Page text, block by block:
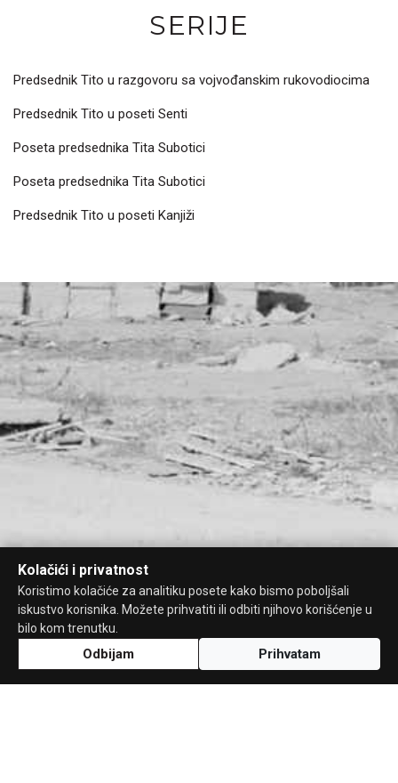
SERIJE
Predsednik Tito u razgovoru sa vojvođanskim rukovodiocima
Predsednik Tito u poseti Senti
Poseta predsednika Tita Subotici
Poseta predsednika Tita Subotici
Predsednik Tito u poseti Kanjiži
Kolačići i privatnost
Koristimo kolačiće za analitiku posete kako bismo poboljšali
iskustvo korisnika. Možete prihvatiti ili odbiti njihovo korišćenje u
bilo kom trenutku.
Odbijam Prihvatam